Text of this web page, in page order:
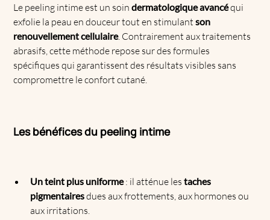
Le peeling intime est un soindermatologique avancéqui
exfolie la peau en douceur tout en stimulantson
renouvellement cellulaire. Contrairement aux traitements
abrasifs, cette méthode repose sur des formules
spécifiques qui garantissent des résultats visibles sans
compromettre le confort cutané.
Les bénéfices du peeling intime
Un teint plus uniforme: il atténue lestaches
pigmentairesdues aux frottements, aux hormones ou
aux irritations.